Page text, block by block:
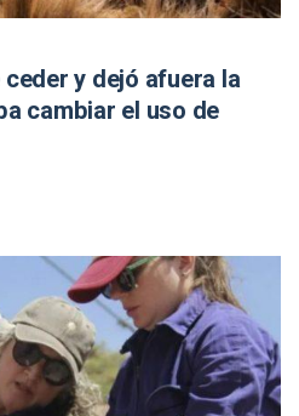
y dejó afuera la
cambiar el uso de